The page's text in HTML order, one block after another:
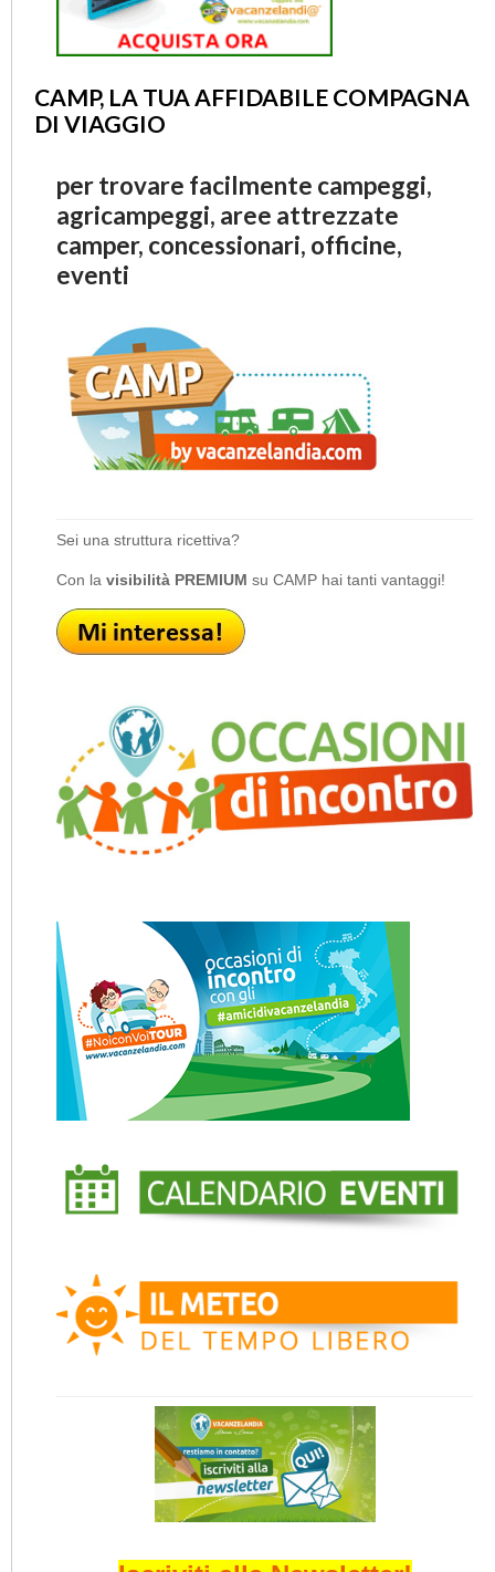
CAMP, LA TUA AFFIDABILE COMPAGNA
DI VIAGGIO
per trovare facilmente campeggi,
agricampeggi, aree attrezzate
camper, concessionari, officine,
eventi
Sei una struttura ricettiva?
Con la visibilità PREMIUM su CAMP hai tanti vantaggi!